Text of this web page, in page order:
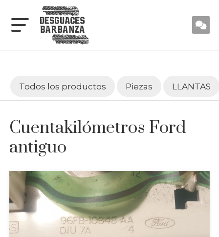
Todos los productos Piezas LLANTAS
Cuentakilómetros Ford
antiguo